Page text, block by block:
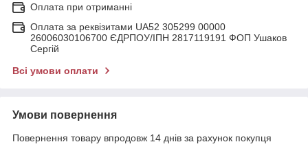
Оплата при отриманні
Оплата за реквізитами UA52 305299 00000
26006030106700 ЄДРПОУ/ІПН 2817119191 ФОП Ушаков
Сергій
Всі умови оплати
Умови повернення
Повернення товару впродовж 14 днів за рахунок покупця